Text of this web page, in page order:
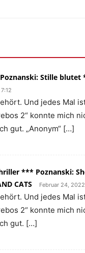
Stille blutet
Und jedes Mal
2“ konnte mich
gut. „Anonym“ […]
*** Poznanski:
CATS
Februar 24,
Und jedes Mal
2“ konnte mich
gut. […]